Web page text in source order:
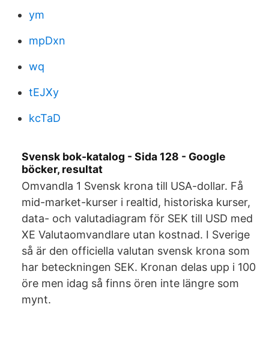
ym
mpDxn
wq
tEJXy
kcTaD
Svensk bok-katalog - Sida 128 - Google
böcker, resultat
Omvandla 1 Svensk krona till USA-dollar. Få
mid-market-kurser i realtid, historiska kurser,
data- och valutadiagram för SEK till USD med
XE Valutaomvandlare utan kostnad. I Sverige
så är den officiella valutan svensk krona som
har beteckningen SEK. Kronan delas upp i 100
öre men idag så finns ören inte längre som
mynt.